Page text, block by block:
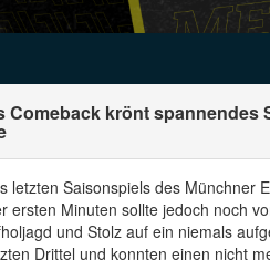
Comeback krönt
letzten Saisonspiels des Münchner
ersten Minuten sollte jedoch noch
und Stolz auf ein niemals
Drittel und konnten einen nicht